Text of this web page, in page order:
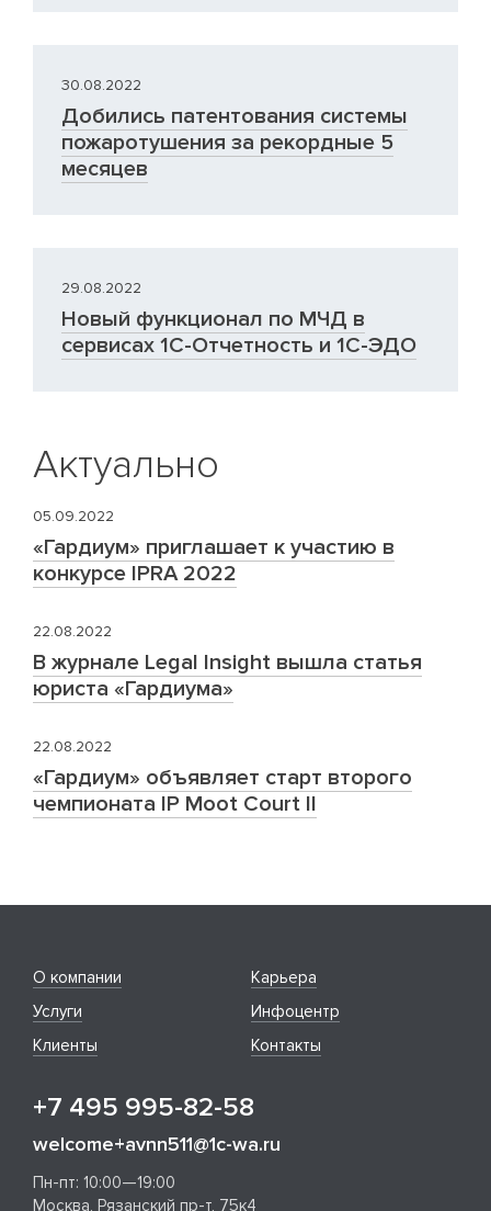
30.08.2022
Добились патентования системы
пожаротушения за рекордные 5
месяцев
29.08.2022
Новый функционал по МЧД в
сервисах 1С-Отчетность и 1С-ЭДО
Актуально
05.09.2022
«Гардиум» приглашает к участию в
конкурсе IPRA 2022
22.08.2022
В журнале Legal Insight вышла статья
юриста «Гардиума»
22.08.2022
«Гардиум» объявляет старт второго
чемпионата IP Moot Court II
О компании
Услуги
Клиенты
Карьера
Инфоцентр
Контакты
+7 495 995-82-58
welcome+avnn511@1c-wa.ru
Пн-пт: 10:00—19:00
Москва, Рязанский пр-т, 75к4